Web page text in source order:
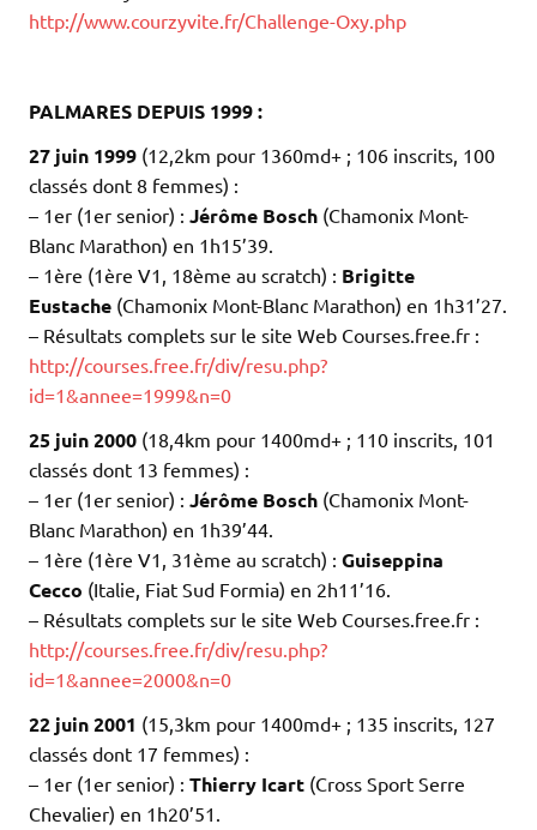
http://www.courzyvite.fr/Challenge-Oxy.php
PALMARES DEPUIS 1999 :
27 juin 1999 (12,2km pour 1360md+ ; 106 inscrits, 100
classés dont 8 femmes) :
– 1er (1er senior) : Jérôme Bosch (Chamonix Mont-
Blanc Marathon) en 1h15’39.
– 1ère (1ère V1, 18ème au scratch) : Brigitte
Eustache (Chamonix Mont-Blanc Marathon) en 1h31’27.
– Résultats complets sur le site Web Courses.free.fr :
http://courses.free.fr/div/resu.php?
id=1&annee=1999&n=0
25 juin 2000 (18,4km pour 1400md+ ; 110 inscrits, 101
classés dont 13 femmes) :
– 1er (1er senior) : Jérôme Bosch (Chamonix Mont-
Blanc Marathon) en 1h39’44.
– 1ère (1ère V1, 31ème au scratch) : Guiseppina
Cecco (Italie, Fiat Sud Formia) en 2h11’16.
– Résultats complets sur le site Web Courses.free.fr :
http://courses.free.fr/div/resu.php?
id=1&annee=2000&n=0
22 juin 2001 (15,3km pour 1400md+ ; 135 inscrits, 127
classés dont 17 femmes) :
– 1er (1er senior) : Thierry Icart (Cross Sport Serre
Chevalier) en 1h20’51.